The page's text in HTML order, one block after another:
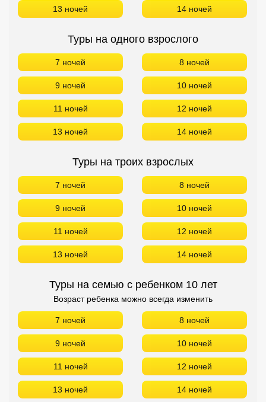
13 ночей 14 ночей
Туры на одного взрослого
7 ночей 8 ночей
9 ночей 10 ночей
11 ночей 12 ночей
13 ночей 14 ночей
Туры на троих взрослых
7 ночей 8 ночей
9 ночей 10 ночей
11 ночей 12 ночей
13 ночей 14 ночей
Туры на семью с ребенком 10 лет
Возраст ребенка можно всегда изменить
7 ночей 8 ночей
9 ночей 10 ночей
11 ночей 12 ночей
13 ночей 14 ночей